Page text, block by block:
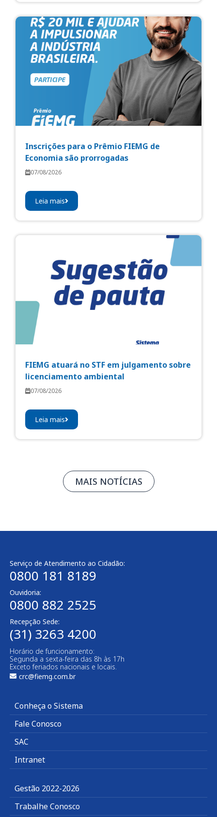
Inscrições para o Prêmio FIEMG de
Economia são prorrogadas
07/08/2026
Leia mais
FIEMG atuará no STF em julgamento sobre
licenciamento ambiental
07/08/2026
Leia mais
MAIS NOTÍCIAS
Serviço de Atendimento ao Cidadão:
0800 181 8189
Ouvidoria:
0800 882 2525​
Recepção Sede:
(31) 3263 4200
Horário de funcionamento:
Segunda a sexta-feira das 8h às 17h
Exceto feriados nacionais e locais.
crc@fiemg.com.br
Conheça o Sistema
Fale Conosco
SAC
Intranet
Gestão 2022-2026
Trabalhe Conosco